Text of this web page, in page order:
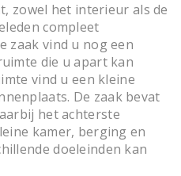
zowel het interieur als de
compleet
zaak vind u nog een
die u apart kan
vind u een kleine
De zaak bevat
het achterste
kamer, berging en
doeleinden kan